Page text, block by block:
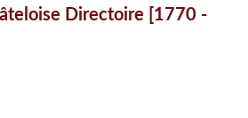
Directoire [1770 -